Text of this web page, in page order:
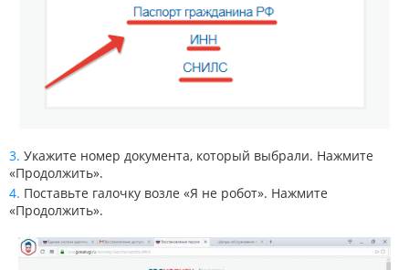
Укажите номер документа, который выбрали. Нажмите
«Продолжить».
Поставьте галочку возле «Я не робот». Нажмите
«Продолжить».